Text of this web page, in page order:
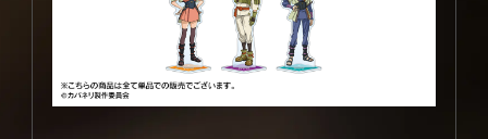
配信情報